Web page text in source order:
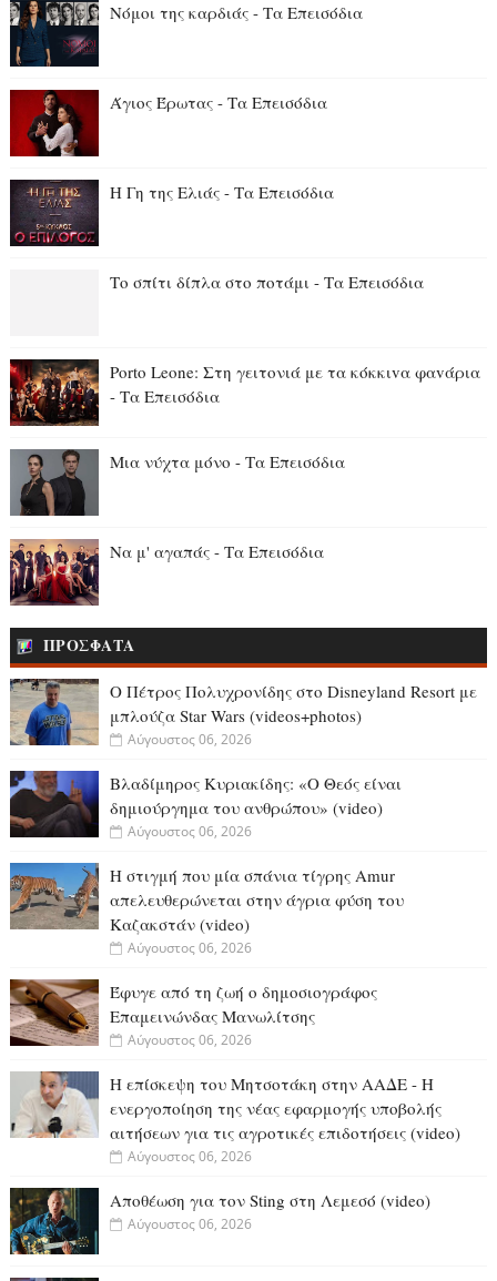
Νόμοι της καρδιάς - Τα Επεισόδια
Άγιος Έρωτας - Τα Επεισόδια
Η Γη της Ελιάς - Τα Επεισόδια
Το σπίτι δίπλα στο ποτάμι - Τα Επεισόδια
Porto Leone: Στη γειτονιά με τα κόκκιvα φαvάρια
- Τα Επεισόδια
Μια νύχτα μόνο - Τα Επεισόδια
Να μ' αγαπάς - Τα Επεισόδια
ΠΡΟΣΦΑΤΑ
Ο Πέτρος Πολυχρονίδης στο Disneyland Resort με
μπλούζα Star Wars (videos+photos)
Αύγουστος 06, 2026
Βλαδίμηρος Κυριακίδης: «Ο Θεός είναι
δημιούργημα του ανθρώπου» (video)
Αύγουστος 06, 2026
Η στιγμή που μία σπάνια τίγρης Amur
απελευθερώνεται στην άγρια φύση του
Καζακστάν (video)
Αύγουστος 06, 2026
Έφυγε από τη ζωή ο δημοσιογράφος
Επαμεινώνδας Μανωλίτσης
Αύγουστος 06, 2026
Η επίσκεψη του Μητσοτάκη στην ΑΑΔΕ - Η
ενεργοποίηση της νέας εφαρμογής υποβολής
αιτήσεων για τις αγροτικές επιδοτήσεις (video)
Αύγουστος 06, 2026
Αποθέωση για τον Sting στη Λεμεσό (video)
Αύγουστος 06, 2026